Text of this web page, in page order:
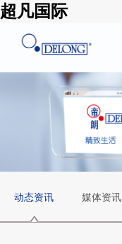
超凡国际
动态资讯 媒体资讯